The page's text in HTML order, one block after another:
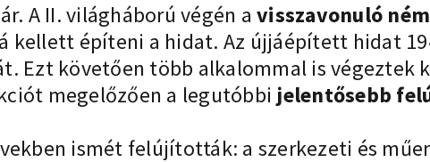
A II. világháború végén a visszavonuló
kellett építeni a hidat. Az újjáépített hidat
Ezt követően több alkalommal is végeztek
megelőzően a legutóbbi jelentősebb
ismét felújították: a szerkezeti és